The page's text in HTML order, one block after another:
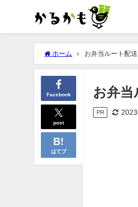
ホーム お弁当ルート配
Facebook
post
はてブ
お弁当
PR